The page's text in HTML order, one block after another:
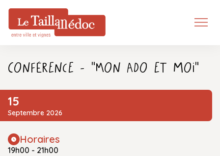
Conférence - "Mon ado et moi"
15
Septembre 2026
Horaires
19h00 - 21h00